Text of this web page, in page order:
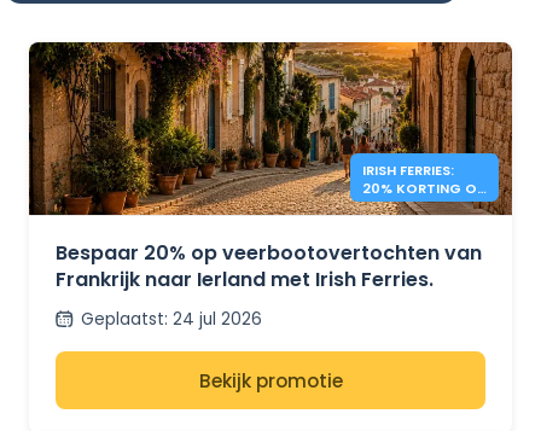
IRISH FERRIES:
20% KORTING OP
DE ROUTE
IERLAND
Bespaar 20% op veerbootovertochten van
Frankrijk naar Ierland met Irish Ferries.
Geplaatst: 24 jul 2026
Bekijk promotie